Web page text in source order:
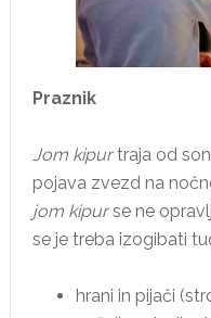
Praznik
Jom kipurtraja od
pojava zvezd na
jom kipurse ne
se je treba izogibati
hrani in pijači